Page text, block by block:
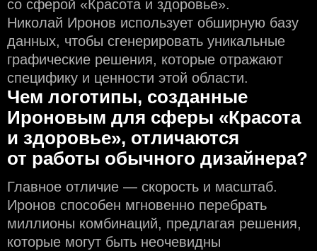
со сферой «Красота и здоровье».
Николай Иронов использует обширную базу
данных, чтобы сгенерировать уникальные
графические решения, которые отражают
специфику и ценности этой области.
Чем логотипы, созданные
Ироновым для сферы «Красота
и здоровье», отличаются
от работы обычного дизайнера?
Главное отличие — скорость и масштаб.
Иронов способен мгновенно перебрать
миллионы комбинаций, предлагая решения,
которые могут быть неочевидны